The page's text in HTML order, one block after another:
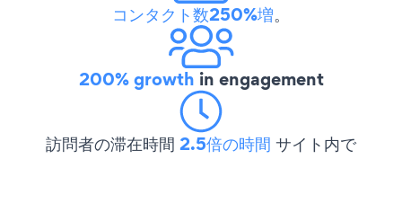
コンタクト数250%増。
200% growth in engagement
訪問者の滞在時間 2.5倍の時間 サイト内で